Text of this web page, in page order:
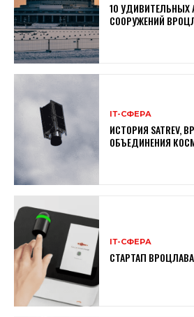
10 УДИВИТЕЛЬНЫХ
СООРУЖЕНИЙ
ІТ-СФЕРА
ИСТОРИЯ SATREV,
ОБЪЕДИНЕНИЯ
ІТ-СФЕРА
СТАРТАП ВРОЦЛАВА: